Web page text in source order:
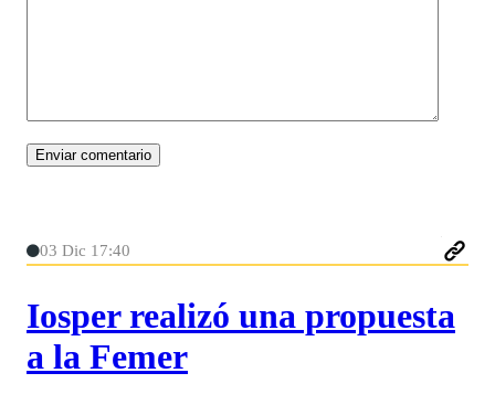
03 Dic 17:40
Iosper realizó una propuesta
a la Femer